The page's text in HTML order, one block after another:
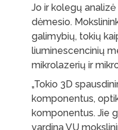
Jo ir kolegų
dėmesio.
galimybių, tokių
liuminescencinių
mikrolazerių ir
„Tokio 3D
komponentus,
komponentus. Jie
vardina VU